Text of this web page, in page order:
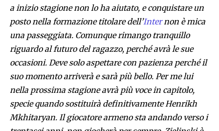
a inizio stagione non lo ha aiutato, e conquistare un
posto nella formazione titolare dell’Internon è mica
una passeggiata. Comunque rimango tranquillo
riguardo al futuro del ragazzo, perché avrà le sue
occasioni. Deve solo aspettare con pazienza perché il
suo momento arriverà e sarà più bello. Per me lui
nella prossima stagione avrà più voce in capitolo,
specie quando sostituirà definitivamente Henrikh
Mkhitaryan. Il giocatore armeno sta andando verso i